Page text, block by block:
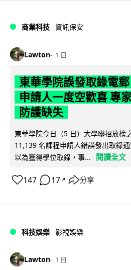
商業科技 資訊保安
Lawton 1 日
東華學院誤發取錄電
申請人一度空歡喜 專
防護缺失
東華學院今日（5 日）大學聯招放榜
11,139 名課程申請人錯誤發出取錄
以為獲得學位取錄，事...
閱讀全文
147 17 ↗ 分享
科技娛樂 影視娛樂
Lawton 1 日